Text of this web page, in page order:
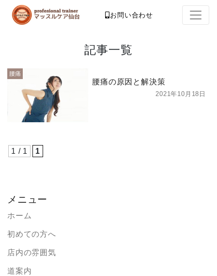
お問い合わせ
記事一覧
腰痛
腰痛の原因と解決策
2021年10月18日
1 / 1 1
メニュー
ホーム
初めての方へ
店内の雰囲気
道案内